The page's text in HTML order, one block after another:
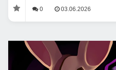
0 03.06.2026